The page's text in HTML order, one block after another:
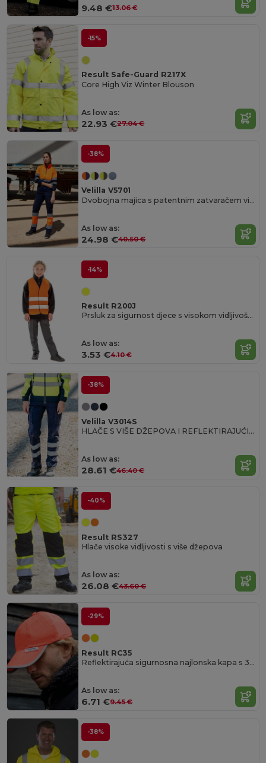
9.48 €13.06 €
-15%
Result Safe-Guard R217X
Core High Viz Winter Blouson
As low as:
22.93 €27.04 €
-38%
Velilla V5701
Dvobojna majica s patentnim zatvaračem visoke vidljivosti
As low as:
24.98 €40.50 €
-14%
Result R200J
Prsluk za sigurnost djece s visokom vidljivošću i reflektirajućim svojstvima
As low as:
3.53 €4.10 €
-38%
Velilla V3014S
HLAČE S VIŠE DŽEPOVA I REFLEKTIRAJUĆIM PRUGAMA OD RASTEZLJIVOG MATERIJALA
As low as:
28.61 €46.40 €
-40%
Result RS327
Hlače visoke vidljivosti s više džepova
As low as:
26.08 €43.60 €
-29%
Result RC35
Reflektirajuća sigurnosna najlonska kapa s 3M™ Scotchlite™
As low as:
6.71 €9.45 €
-38%